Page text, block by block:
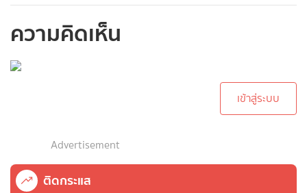
ความคิดเห็น
เข้าสู่ระบบ
Advertisement
ติดกระแส